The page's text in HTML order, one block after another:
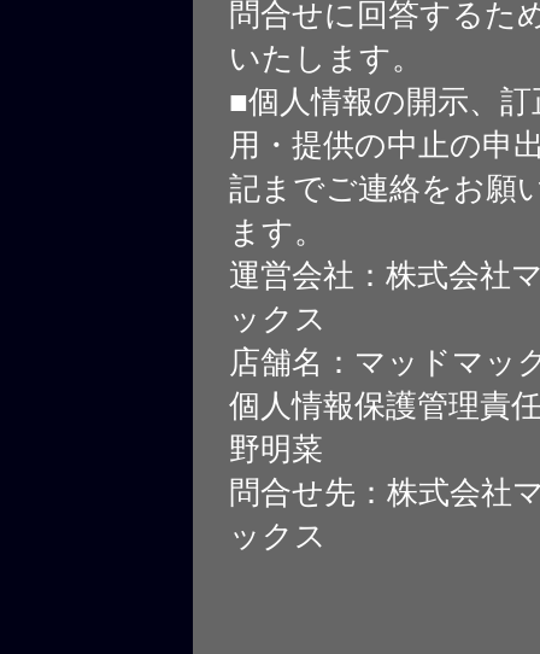
問合せに回答するた
いたします。
■個人情報の開示、
用・提供の中止の申
記までご連絡をお願
ます。
運営会社：株式会社
ックス
店舗名：マッドマッ
個人情報保護管理責
野明菜
問合せ先：株式会社
ックス